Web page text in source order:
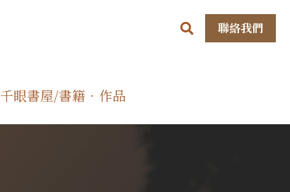
聯絡我們
千眼書屋/書籍．作品